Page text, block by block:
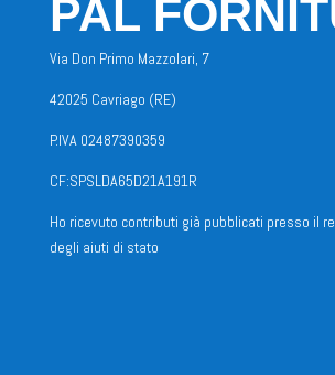
PAL
Via Don Primo Mazzolari, 7
42025 Cavriago (RE)
P.IVA 02487390359
CF:SPSLDA65D21A191R
Ho ricevuto contributi già pubblicati presso il
degli aiuti di stato